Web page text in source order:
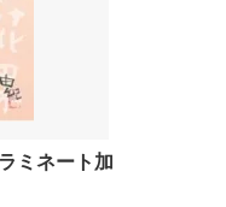
ミネート加